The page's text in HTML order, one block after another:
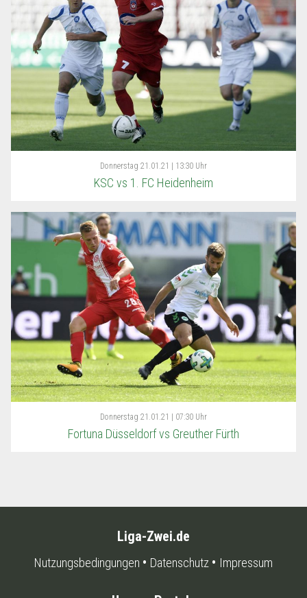
Donnerstag 21.01.21 | 13:30 Uhr
KSC vs 1. FC Heidenheim
Donnerstag 21.01.21 | 07:30 Uhr
Fortuna Düsseldorf vs Greuther Fürth
Liga-Zwei.de
Nutzungsbedingungen Datenschutz Impressum